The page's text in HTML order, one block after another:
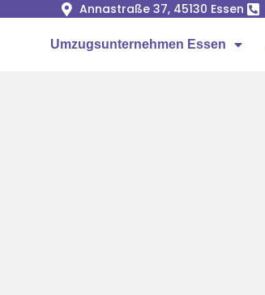
Annastraße 37, 45130 Essen
Umzugsunternehmen Essen